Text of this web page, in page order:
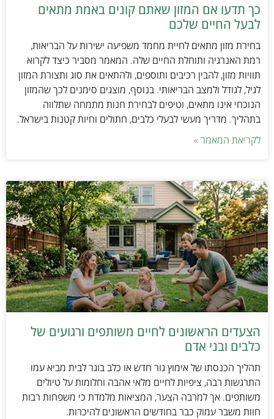
כך תדעו אם המזון שאתם קונים באמת מתאים
לבעל החיים שלכם
בחירת מזון מתאים לחיית מחמד משפיעה ישירות על הבריאות,
רמת האנרגיה ותוחלת החיים שלה. המאמר מסביר כיצד לקרוא
תוויות מזון, להבין רכיבים ותוספים, ולהתאים את סוג ותצורת המזון
לגיל, לגודל ולמצב הבריאותי. בנוסף, מוצגים סימנים לכך שהמזון
הנוכחי אינו מתאים, וטיפים לבחירת חנות מתמחה שתלווה
בתהליך. מדריך מעשי לבעלי כלבים, חתולים וחיות קטנות בישראל.
לקריאת המאמר »
הצעדים הראשונים לחיים משותפים ורגועים של
כלבים ובני אדם
תהליך הכנסתו של אימוץ גור חדש או כלב בוגר לבית מביא עמו
התרגשות רבה, ציפיות לחיים מלאי אהבה וחלומות על טיולים
משותפים. אך למרבה הצער, המציאות מלמדת כי משפחות רבות
חוות משבר עמוק כבר בחודשים הראשונים להיכרות.